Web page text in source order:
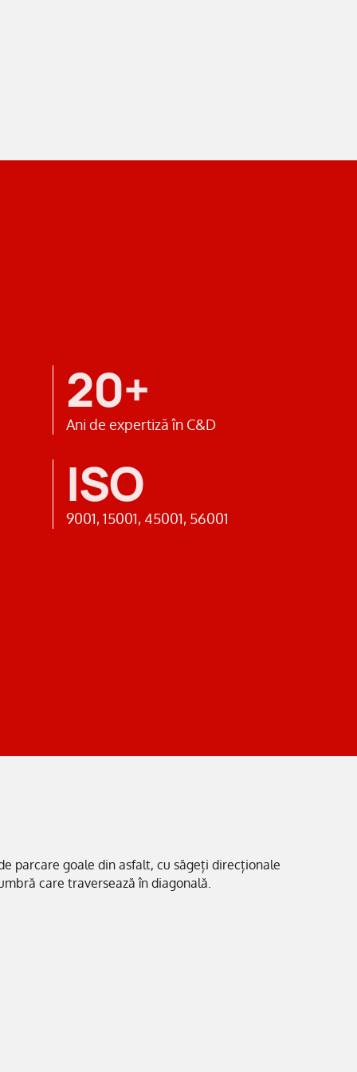
20+
Ani de expertiză în C&D
ISO
9001, 15001, 45001, 56001